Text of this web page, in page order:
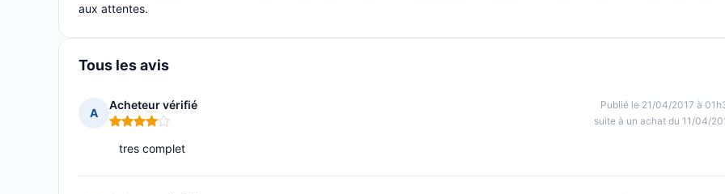
aux attentes.
Tous les avis
A
Acheteur vérifié
Note : 4 sur 5
Publié le 21/04/2017 à
suite à un achat du 11/04/
tres complet